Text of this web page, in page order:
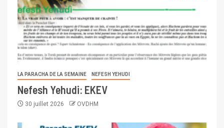
LA PARACHA DE LA SEMAINE NEFESH YEHUDI
Nefesh Yehudi: EKEV
30 juillet 2026 OVDHM